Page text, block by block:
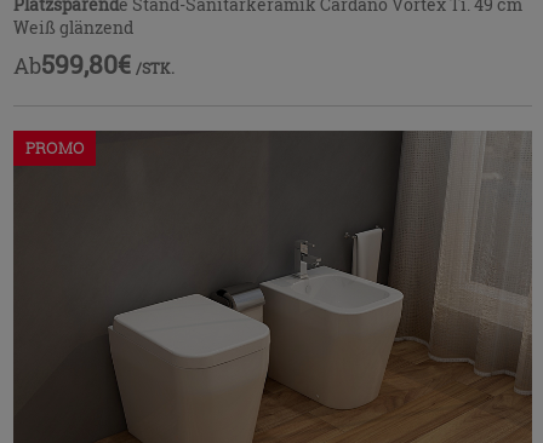
Weiß glänzend
Ab599,80€ /STK.
PROMO